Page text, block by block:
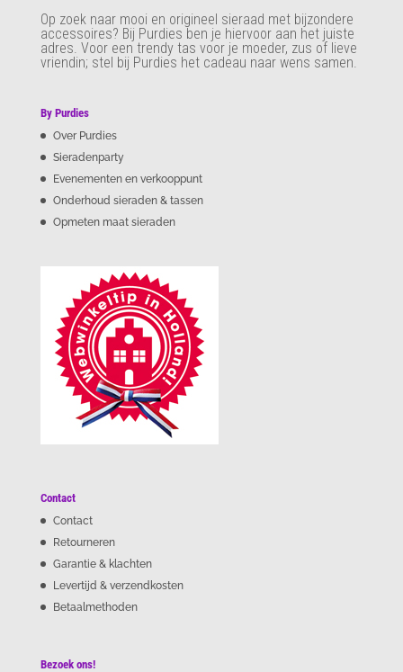
Op zoek naar mooi en origineel sieraad met bijzondere
accessoires? Bij Purdies ben je hiervoor aan het juiste
adres. Voor een trendy tas voor je moeder, zus of lieve
vriendin; stel bij Purdies het cadeau naar wens samen.
By Purdies
Over Purdies
Sieradenparty
Evenementen en verkooppunt
Onderhoud sieraden & tassen
Opmeten maat sieraden
Contact
Contact
Retourneren
Garantie & klachten
Levertijd & verzendkosten
Betaalmethoden
Bezoek ons!